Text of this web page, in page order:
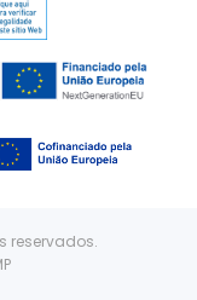
reservados.